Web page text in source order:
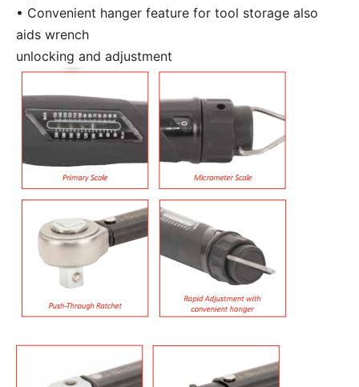
• Convenient hanger feature for tool storage also
aids wrench
unlocking and adjustment